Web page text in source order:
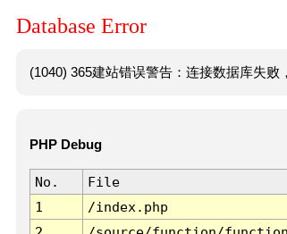
Database Error
(1040) 365建站错误警告：连接数据库失败
PHP Debug
No. File
1
/index.php